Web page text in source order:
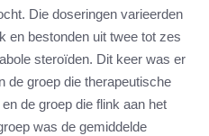
Die doseringen varieerden
en bestonden uit twee tot zes
steroïden. Dit keer was er
de groep die therapeutische
de groep die flink aan het
was de gemiddelde